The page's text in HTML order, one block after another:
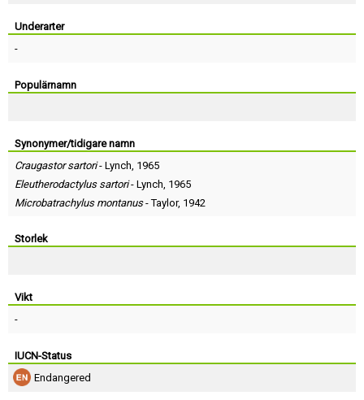
Underarter
-
Populärnamn
Synonymer/tidigare namn
Craugastor sartori- Lynch, 1965
Eleutherodactylus sartori- Lynch, 1965
Microbatrachylus montanus-Taylor, 1942
Storlek
Vikt
-
IUCN-Status
Endangered